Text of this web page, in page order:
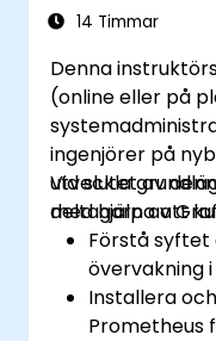
14 Timmar
Denna
(online eller på
ingenjörer på
utveckla
med hjälp av
Vid slutet av
deltagarna att
Förstå syftet
övervakning
Installera
Prometheus